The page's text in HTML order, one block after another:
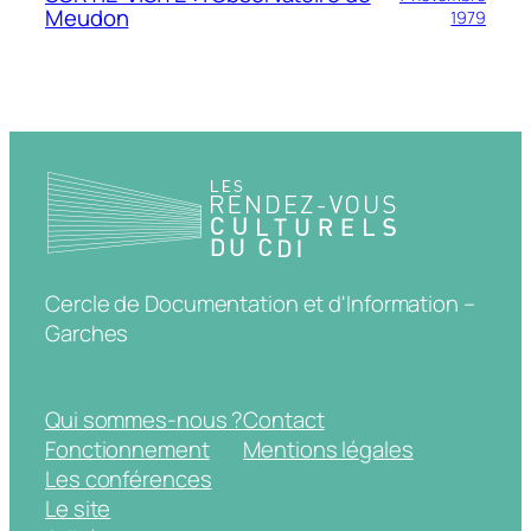
Meudon
1979
Cercle de Documentation et d'Information –
Garches
Qui sommes-nous ?
Fonctionnement
Les conférences
Le site
Contact
Mentions légales